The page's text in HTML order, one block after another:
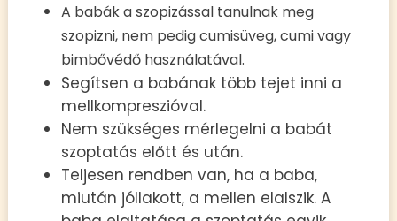
A babák a szopizással tanulnak meg
szopizni, nem pedig cumisüveg, cumi vagy
bimbővédő használatával.
Segítsen a babának több tejet inni a
mellkompreszióval.
Nem szükséges mérlegelni a babát
szoptatás előtt és után.
Teljesen rendben van, ha a baba,
miután jóllakott, a mellen elalszik. A